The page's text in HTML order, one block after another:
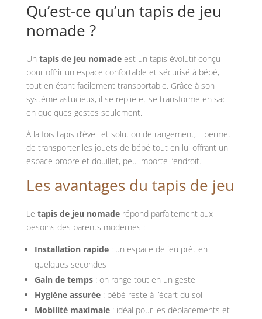
Qu’est-ce qu’un tapis de jeu
nomade ?
Un tapis de jeu nomadeest un tapis évolutif conçu
pour offrir un espace confortable et sécurisé à bébé,
tout en étant facilement transportable. Grâce à son
système astucieux, il se replie et se transforme en sac
en quelques gestes seulement.
À la fois tapis d’éveil et solution de rangement, il permet
de transporter les jouets de bébé tout en lui offrant un
espace propre et douillet, peu importe l’endroit.
Les avantages du tapis de jeu
Le tapis de jeu nomaderépond parfaitement aux
besoins des parents modernes :
Installation rapide: un espace de jeu prêt en
quelques secondes
Gain de temps: on range tout en un geste
Hygiène assurée: bébé reste à l’écart du sol
Mobilité maximale: idéal pour les déplacements et